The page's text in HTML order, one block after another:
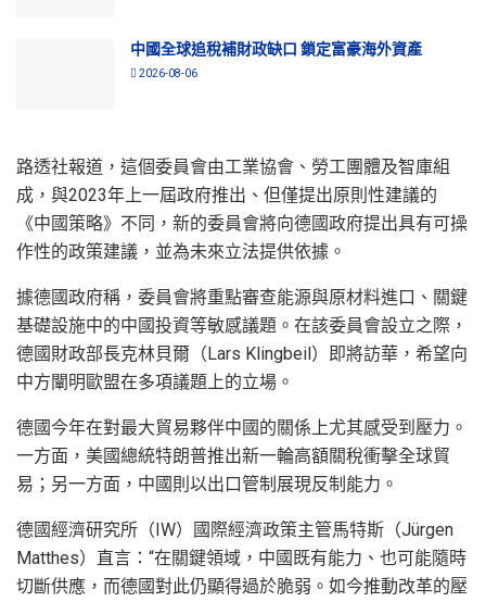
中國全球追稅補財政缺口 鎖定富豪海外資產
2026-08-06
路透社報道，這個委員會由工業協會、勞工團體及智庫組
成，與2023年上一屆政府推出、但僅提出原則性建議的
《中國策略》不同，新的委員會將向德國政府提出具有可操
作性的政策建議，並為未來立法提供依據。
據德國政府稱，委員會將重點審查能源與原材料進口、關鍵
基礎設施中的中國投資等敏感議題。在該委員會設立之際，
德國財政部長克林貝爾（Lars Klingbeil）即將訪華，希望向
中方闡明歐盟在多項議題上的立場。
德國今年在對最大貿易夥伴中國的關係上尤其感受到壓力。
一方面，美國總統特朗普推出新一輪高額關稅衝擊全球貿
易；另一方面，中國則以出口管制展現反制能力。
德國經濟研究所（IW）國際經濟政策主管馬特斯（Jürgen
Matthes）直言：“在關鍵領域，中國既有能力、也可能隨時
切斷供應，而德國對此仍顯得過於脆弱。如今推動改革的壓